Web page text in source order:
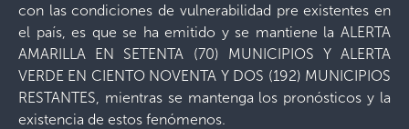
con las condiciones de vulnerabilidad pre existentes en
el país, es que se ha emitido y se mantiene la ALERTA
AMARILLA EN SETENTA (70) MUNICIPIOS Y ALERTA
VERDE EN CIENTO NOVENTA Y DOS (192) MUNICIPIOS
RESTANTES, mientras se mantenga los pronósticos y la
existencia de estos fenómenos.